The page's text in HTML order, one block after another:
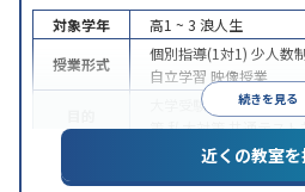
続きを見る
対象学年 高1 ~ 3 浪人生
授業形式
個別指導(1対1) 少人数
自立学習 映像授業
大学受験 学習習慣の定着
策私大対策共通テスト
学習にPC・タブレット
目から受講可能季節講
近くの教室を